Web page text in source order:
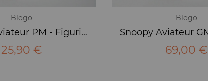
Blogo
Snoopy Aviateur PM - Figurine - Blogo
25,90 €
Blogo
69,00 €